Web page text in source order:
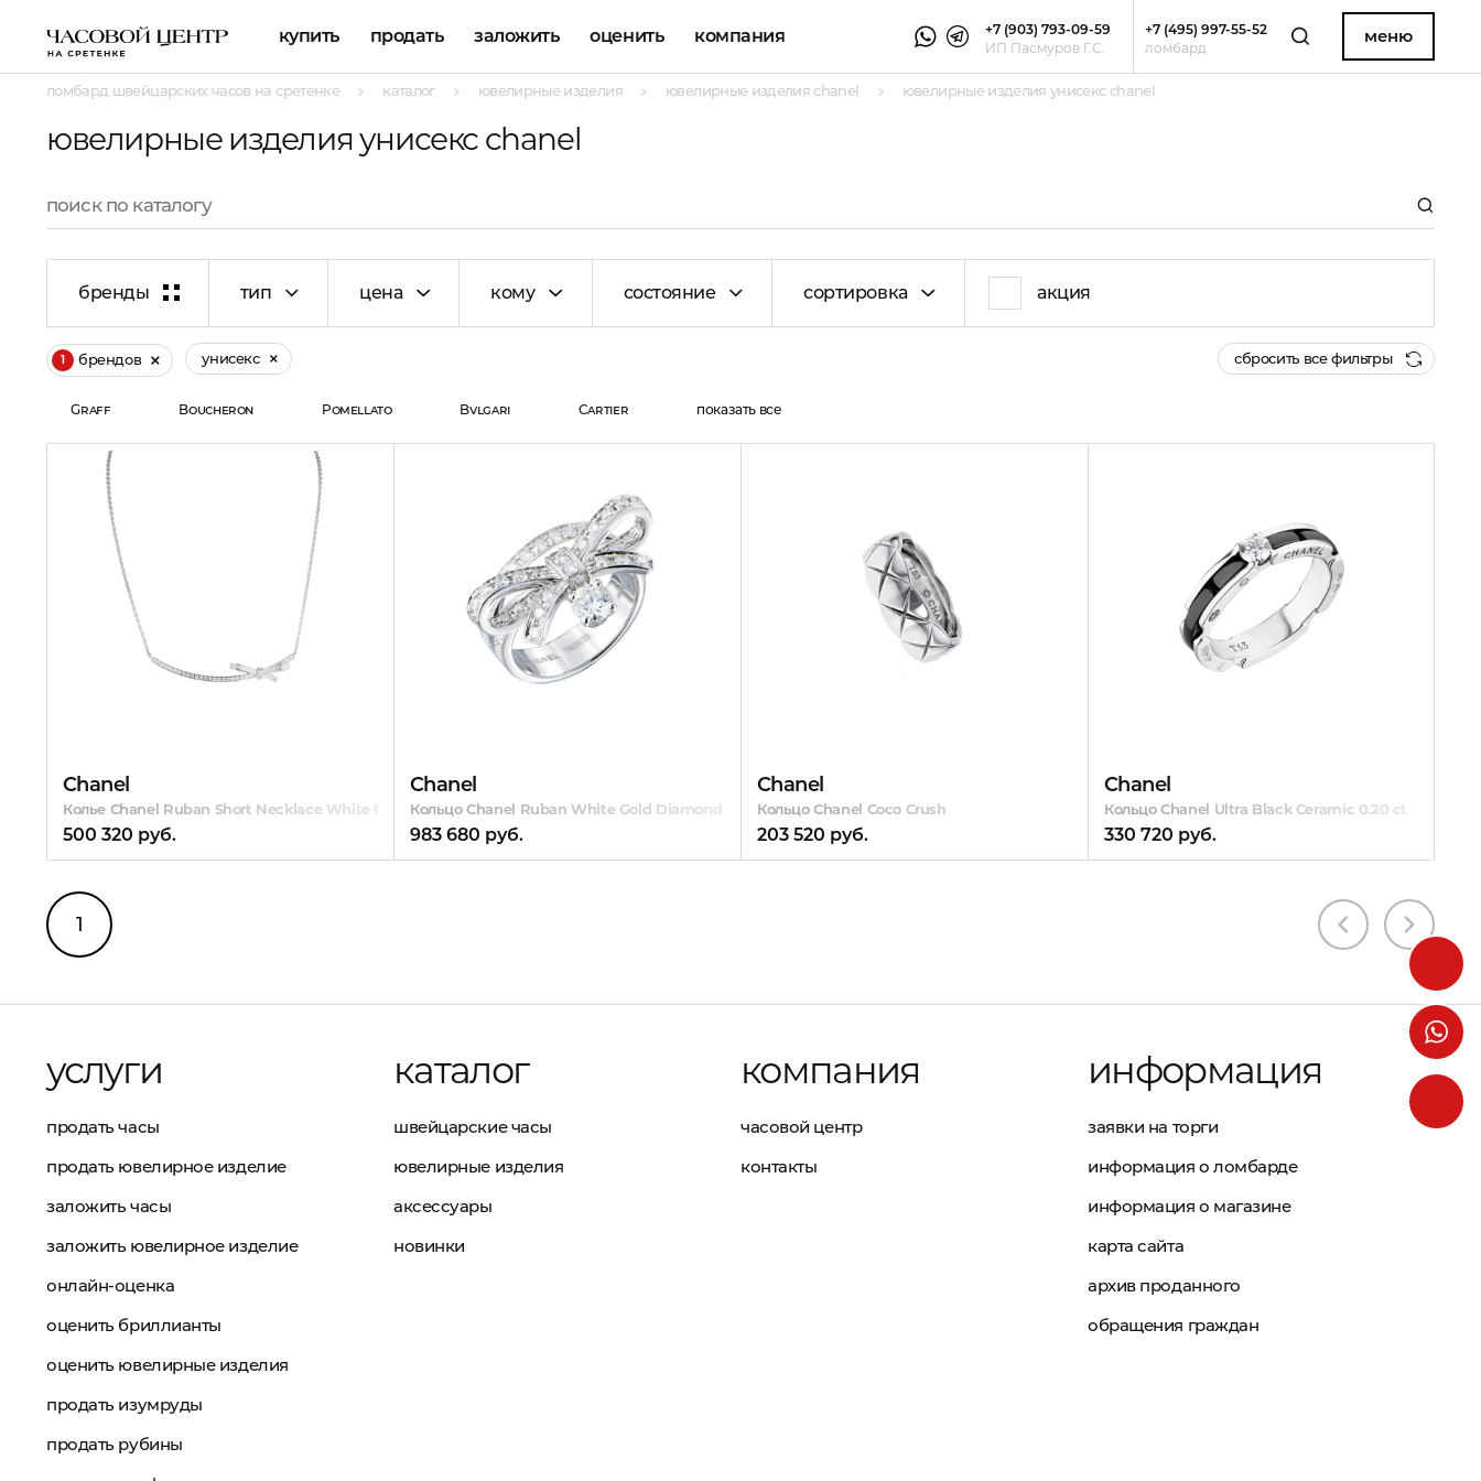
купить продать заложить оценить компания
+7 (903) 793-09-59
ИП Пасмуров Г.С.
+7 (495) 997-55-52
ломбард
меню
ломбард швейцарских часов на сретенке каталог ювелирные изделия ювелирные изделия chanel ювелирные изделия унисекс chanel
ювелирные изделия унисекс chanel
бренды тип цена кому состояние сортировка акция
1 брендов унисекс сбросить все фильтры
Graff Boucheron Pomellato Bvlgari Cartier показать все
Chanel
Колье Chanel Ruban Short Necklace White Gold Diamonds
500 320 руб.
Chanel
Кольцо Chanel Ruban White Gold Diamond
983 680 руб.
Chanel
Кольцо Chanel Coco Crush
203 520 руб.
Chanel
Кольцо Chanel Ultra Black Ceramic 0.20 ct
330 720 руб.
1
услуги
продать часы
продать ювелирное изделие
заложить часы
заложить ювелирное изделие
онлайн-оценка
оценить бриллианты
оценить ювелирные изделия
продать изумруды
продать рубины
каталог
швейцарские часы
ювелирные изделия
аксессуары
новинки
компания
часовой центр
контакты
информация
заявки на торги
информация о ломбарде
информация о магазине
карта сайта
архив проданного
обращения граждан